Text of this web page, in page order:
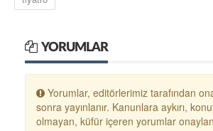
YORUMLAR
Yorumlar, editörlerimiz tarafından
sonra yayınlanır. Kanunlara aykırı,
olmayan, küfür içeren yorumlar